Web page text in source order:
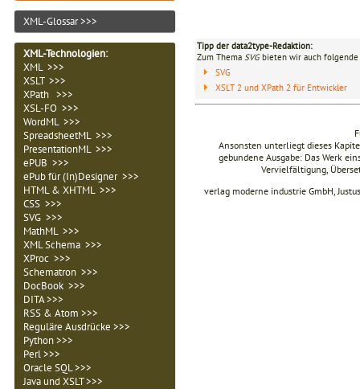
XML-Glossar >>>
XML-Technologien:
XML >>>
XSLT >>>
XPath >>>
XSL-FO >>>
WordML >>>
SpreadsheetML >>>
PresentationML >>>
ePUB >>>
ePub für (In)Designer >>>
HTML & XHTML >>>
CSS >>>
SVG >>>
MathML >>>
XML Schema >>>
XProc >>>
Schematron >>>
DocBook >>>
DITA >>>
RSS & Atom >>>
Reguläre Ausdrücke >>>
Python >>>
Perl >>>
Oracle SQL >>>
Java und XSLT >>>
Tipp der data2type-Redaktion:
Zum Thema SVGbieten wir auch folgende
SVG
XSLT 2 und XPath 2 für Entwickler
Ansonsten unterliegt dieses
gebundene Ausgabe: Das Werk
Vervielfältigung,
verlag moderne industrie GmbH,